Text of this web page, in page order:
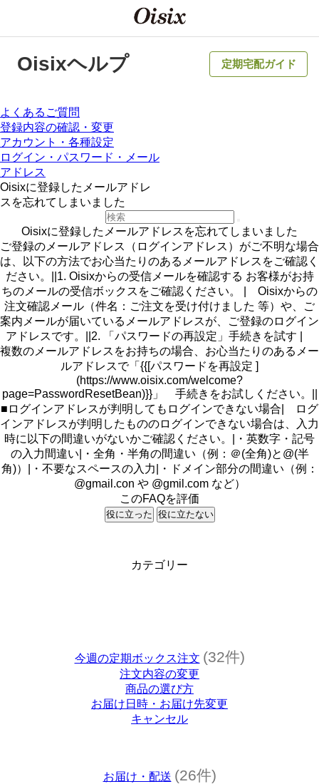
Oisixヘルプ 定期宅配ガイド
よくあるご質問
登録内容の確認・変更
アカウント・各種設定
ログイン・パスワード・メール
アドレス
Oisixに登録したメールアドレ
スを忘れてしまいました
Oisixに登録したメールアドレスを忘れてしまいました
ご登録のメールアドレス（ログインアドレス）がご不明な場合
は、以下の方法でお心当たりのあるメールアドレスをご確認く
ださい。||1. Oisixからの受信メールを確認する お客様がお持
ちのメールの受信ボックスをご確認ください。 | Oisixからの
注文確認メール（件名：ご注文を受け付けました 等）や、ご
案内メールが届いているメールアドレスが、ご登録のログイン
アドレスです。||2. 「パスワードの再設定」手続きを試す |
複数のメールアドレスをお持ちの場合、お心当たりのあるメー
ルアドレスで「{{[パスワードを再設定 ]
(https://www.oisix.com/welcome?
page=PasswordResetBean)}}」 手続きをお試しください。||
■ログインアドレスが判明してもログインできない場合| ログ
インアドレスが判明したもののログインできない場合は、入力
時に以下の間違いがないかご確認ください。|・英数字・記号
の入力間違い|・全角・半角の間違い（例：＠(全角)と@(半
角)）|・不要なスペースの入力|・ドメイン部分の間違い（例：
@gmail.con や @gmil.com など）
このFAQを評価
役に立った 役に立たない
カテゴリー
今週の定期ボックス注文 (32件)
注文内容の変更
商品の選び方
お届け日時・お届け先変更
キャンセル
お届け・配送 (26件)